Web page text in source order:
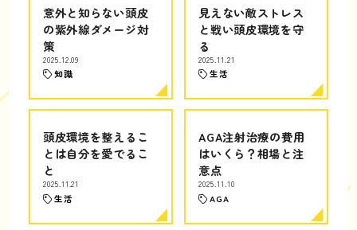
意外と知らない頭皮
の紫外線ダメージ対
策
2025.12.09
知識
見えない敵ストレス
と戦い頭皮環境を守
る
2025.11.21
生活
頭皮環境を整えるこ
とは自分を愛でるこ
と
2025.11.21
生活
AGA注射治療の費用
はいくら？相場と注
意点
2025.11.10
AGA